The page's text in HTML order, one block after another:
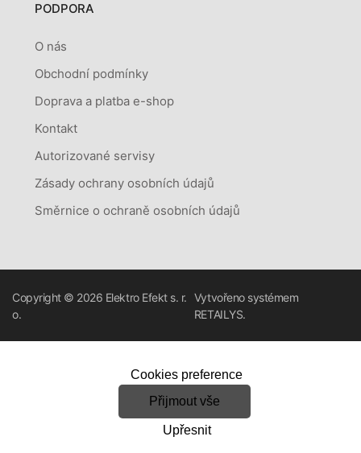
PODPORA
O nás
Obchodní podmínky
Doprava a platba e-shop
Kontakt
Autorizované servisy
Zásady ochrany osobních údajů
Směrnice o ochraně osobních údajů
Copyright © 2026 Elektro Efekt s. r.
o.
Vytvořeno systémem
RETAILYS.
Cookies preference
Přijmout vše
Upřesnit